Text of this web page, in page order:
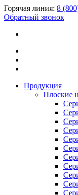
Горячая линия: 8
Обратный звонок
Продукция
Плоские